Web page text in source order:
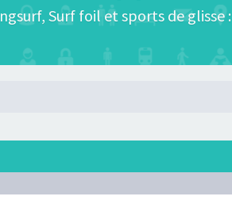
Surf foil et sports de